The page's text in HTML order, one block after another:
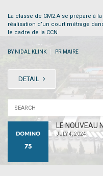
La classe de CM2 A se prépare à la
réalisation d’un court métrage
le cadre de la CCN
BY NIDAL KLINK PRIMAIRE
DETAIL
LE NOUVEAU
JULY 4, 2024